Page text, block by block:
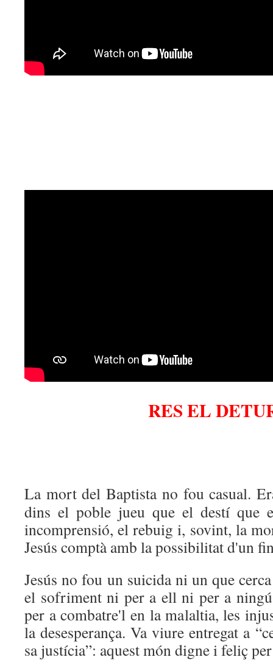
RES EL
La mort del Baptista no fou casual.
dins el poble jueu que el destí que
incomprensió, el rebuig i, sovint, la
Jesús comptà amb la possibilitat d'un
Jesús no fou un suicida ni un que
el sofriment ni per a ell ni per a
per a combatre'l en la malaltia, les
la desesperança. Va viure entregat a
sa justícia”: aquest món digne i feliç